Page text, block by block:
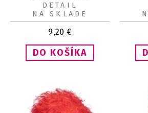
9,20 €
DETAIL
NA SKLADE